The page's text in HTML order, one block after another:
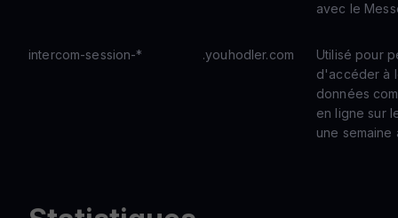
avec le
intercom-session-* .youhodler.com
Utilisé pour
d'accéder à
données
en ligne sur
une